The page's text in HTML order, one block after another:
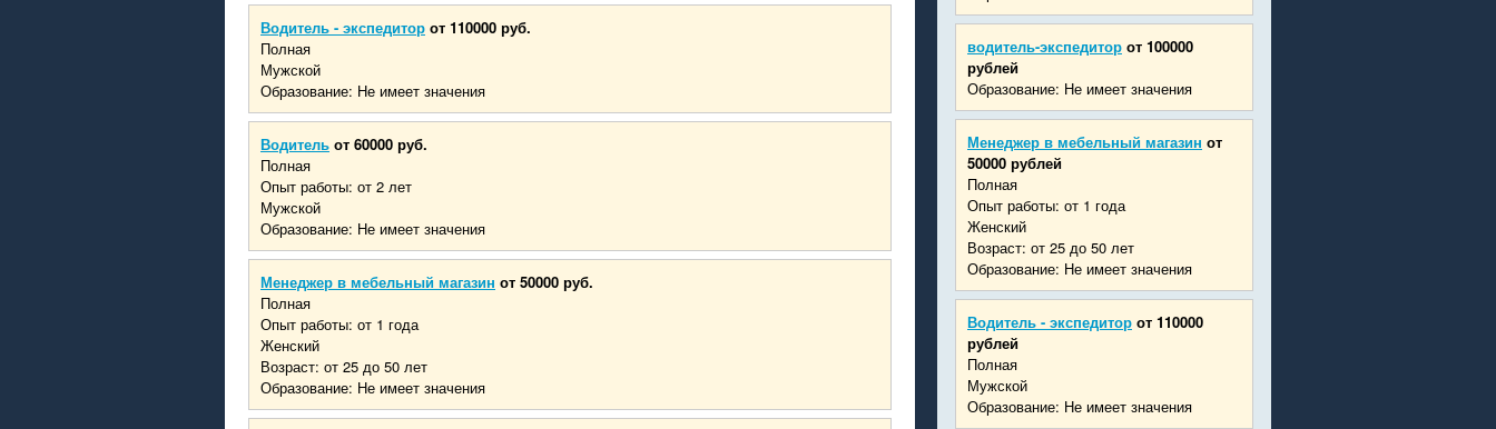
Водитель - экспедитор от 110000 руб.
Полная
Мужской
Образование: Не имеет значения
Водитель от 60000 руб.
Полная
Опыт работы: от 2 лет
Мужской
Образование: Не имеет значения
Менеджер в мебельный магазин от 50000 руб.
Полная
Опыт работы: от 1 года
Женский
Возраст: от 25 до 50 лет
Образование: Не имеет значения
водитель-экспедитор от 100000
рублей
Образование: Не имеет значения
Менеджер в мебельный магазин от
50000 рублей
Полная
Опыт работы: от 1 года
Женский
Возраст: от 25 до 50 лет
Образование: Не имеет значения
Водитель - экспедитор от 110000
рублей
Полная
Мужской
Образование: Не имеет значения